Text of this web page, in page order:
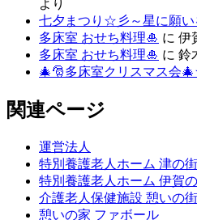
より
七夕まつり☆彡～星に願
多床室 おせち料理🎍 に 伊
多床室 おせち料理🎍 に 鈴
🎄🎅多床室クリスマス会
関連ページ
運営法人
特別養護老人ホーム 津の街
特別養護老人ホーム 伊賀
介護老人保健施設 憩いの街
憩いの家 ファボール